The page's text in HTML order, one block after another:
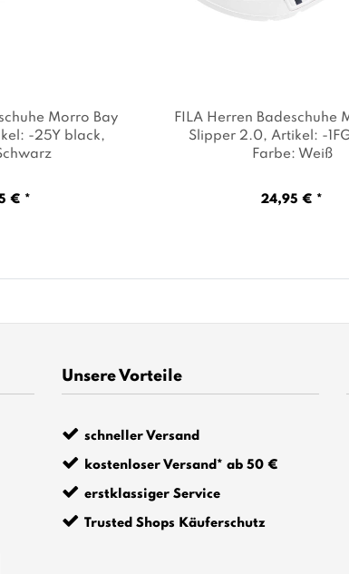
Morro Bay
-25Y black,
€ *
FILA Herren Badeschuhe
Slipper 2.0, Artikel: -
Farbe: Weiß
24,95 € *
Unsere Vorteile
schneller Versand
kostenloser Versand* ab 50 €
erstklassiger Service
Trusted Shops Käuferschutz